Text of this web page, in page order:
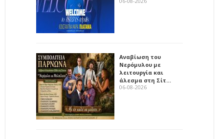
Αναβίωση του
Νερόμυλου με
λειτουργία και
άλεσμα στη Σίτ…
06-08-2026